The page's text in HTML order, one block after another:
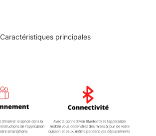
Caractéristiques principales